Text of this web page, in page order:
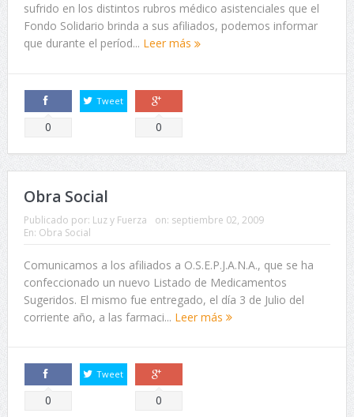
sufrido en los distintos rubros médico asistenciales que el
Fondo Solidario brinda a sus afiliados, podemos informar
que durante el períod... Leer más
Comparte
0
Tweet
Comparte
0
Obra Social
Publicado por: Luz y Fuerza on: septiembre 02, 2009
En: Obra Social
Comunicamos a los afiliados a O.S.E.P.J.A.N.A., que se ha
confeccionado un nuevo Listado de Medicamentos
Sugeridos. El mismo fue entregado, el día 3 de Julio del
corriente año, a las farmaci... Leer más
Comparte
0
Tweet
Comparte
0